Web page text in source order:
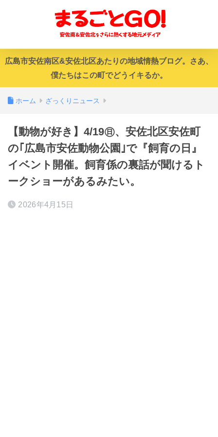
広島市安佐南区&安佐北区あたりの地域情熱ブログ。さあ、
僕たちはこの町でどうイキるか。
ホーム ざっくりニュース
【動物が好き】4/19㊐、安佐北区安佐町
の｢広島市安佐動物公園｣で『飼育の日』
イベント開催。飼育係の裏話が聞けるト
ークショーがあるみたい。
2026年4月15日